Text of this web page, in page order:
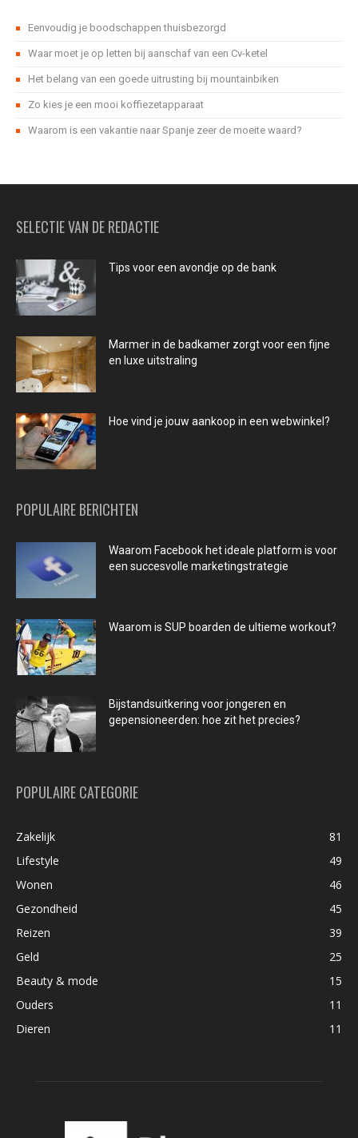
Eenvoudig je boodschappen thuisbezorgd
Waar moet je op letten bij aanschaf van een Cv-ketel
Het belang van een goede uitrusting bij mountainbiken
Zo kies je een mooi koffiezetapparaat
Waarom is een vakantie naar Spanje zeer de moeite waard?
SELECTIE VAN DE REDACTIE
Tips voor een avondje op de bank
Marmer in de badkamer zorgt voor een fijne
en luxe uitstraling
Hoe vind je jouw aankoop in een webwinkel?
POPULAIRE BERICHTEN
Waarom Facebook het ideale platform is voor
een succesvolle marketingstrategie
Waarom is SUP boarden de ultieme workout?
Bijstandsuitkering voor jongeren en
gepensioneerden: hoe zit het precies?
POPULAIRE CATEGORIE
Zakelijk
81
Lifestyle
49
Wonen
46
Gezondheid
45
Reizen
39
Geld
25
Beauty & mode
15
Ouders
11
Dieren
11